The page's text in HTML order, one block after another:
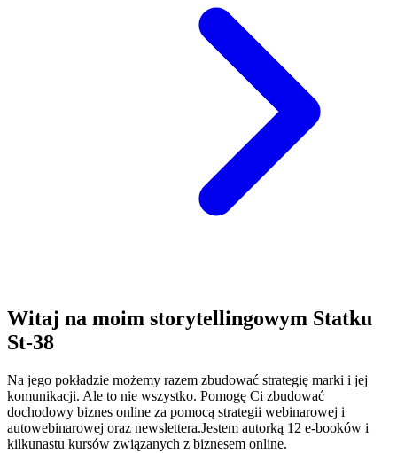
Witaj na moim storytellingowym Statku
St-38
Na jego pokładzie możemy razem zbudować strategię marki i jej
komunikacji. Ale to nie wszystko. Pomogę Ci zbudować
dochodowy biznes online za pomocą strategii webinarowej i
autowebinarowej oraz newslettera.Jestem autorką 12 e-booków i
kilkunastu kursów związanych z biznesem online.